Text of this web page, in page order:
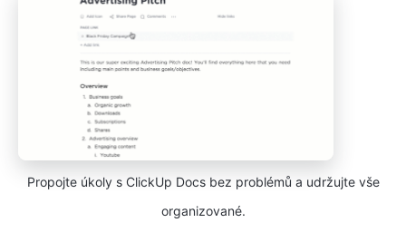
Propojte úkoly s ClickUp Docs bez problémů a udržujte vše
organizované.